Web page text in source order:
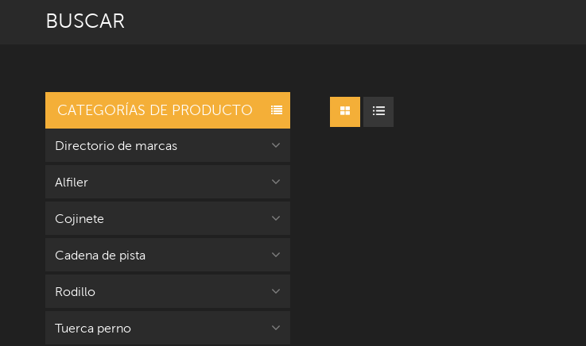
BUSCAR
CATEGORÍAS DE PRODUCTO
Directorio de marcas
Alfiler
Cojinete
Cadena de pista
Rodillo
Tuerca perno